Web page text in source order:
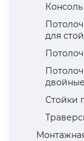
для
двойные
Стойки